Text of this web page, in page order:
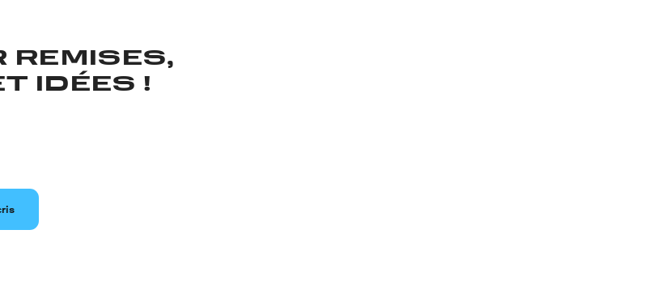
REMISES,
IDÉES !